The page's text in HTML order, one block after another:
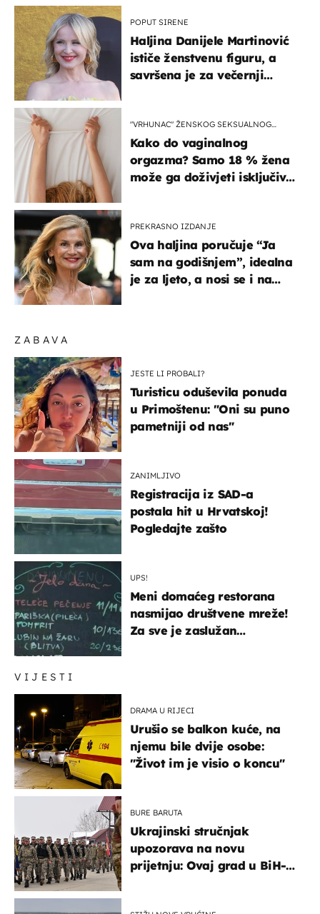
VIJESTI
DRAMA U RIJECI
Urušio se balkon kuće, na
njemu bile dvije osobe:
"Život im je visio o koncu"
BURE BARUTA
Ukrajinski stručnjak
upozorava na novu
prijetnju: Ovaj grad u BiH-u
ZABAVA
JESTE LI PROBALI?
Turisticu oduševila ponuda
u Primoštenu: "Oni su puno
pametniji od nas"
ZANIMLJIVO
Registracija iz SAD-a
postala hit u Hrvatskoj!
Pogledajte zašto
UPS!
Meni domaćeg restorana
nasmijao društvene mreže!
Za sve je zaslužan
POPUT SIRENE
Haljina Danijele Martinović
ističe ženstvenu figuru, a
savršena je za večernji
"VRHUNAC" ŽENSKOG SEKSUALNOG
Kako do vaginalnog
orgazma? Samo 18 % žena
može ga doživjeti isključivo
PREKRASNO IZDANJE
Ova haljina poručuje “Ja
sam na godišnjem”, idealna
je za ljeto, a nosi se i na